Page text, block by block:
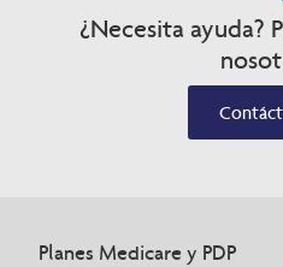
¿Necesita ayuda?
Planes Medicare y PDP